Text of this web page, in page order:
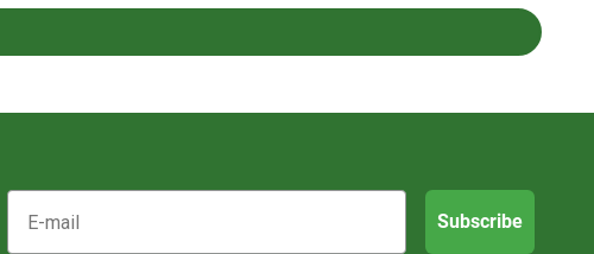
E-mail
Subscribe